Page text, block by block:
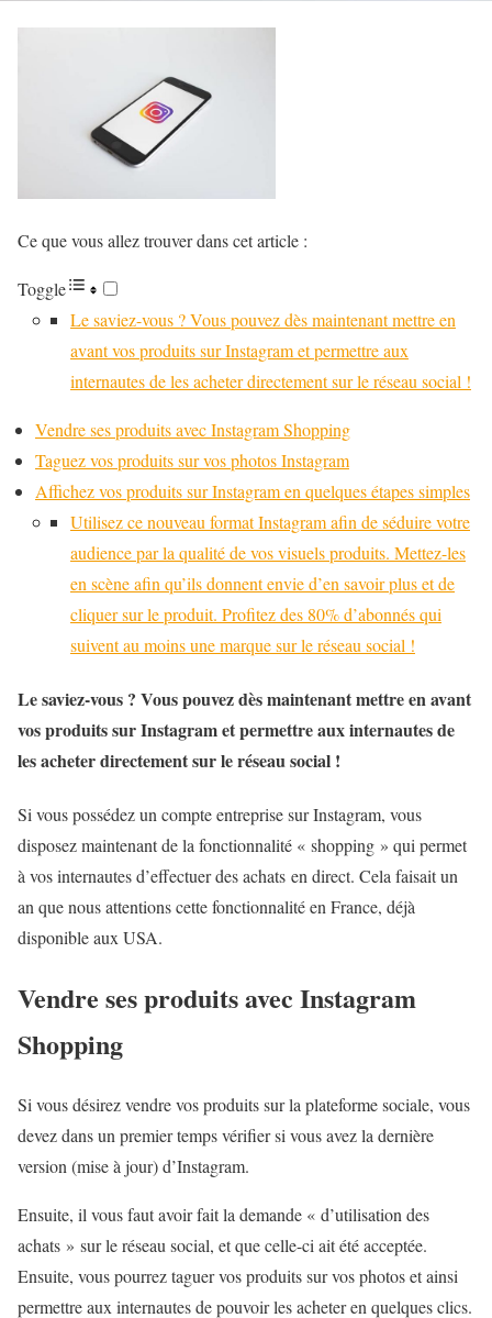
Ce que vous allez trouver dans cet article :
Toggle
Le saviez-vous ? Vous pouvez dès maintenant mettre en
avant vos produits sur Instagram et permettre aux
internautes de les acheter directement sur le réseau social !
Vendre ses produits avec Instagram Shopping
Taguez vos produits sur vos photos Instagram
Affichez vos produits sur Instagram en quelques étapes simples
Utilisez ce nouveau format Instagram afin de séduire votre
audience par la qualité de vos visuels produits. Mettez-les
en scène afin qu’ils donnent envie d’en savoir plus et de
cliquer sur le produit. Profitez des 80% d’abonnés qui
suivent au moins une marque sur le réseau social !
Le saviez-vous ? Vous pouvez dès maintenant mettre en avant
vos produits sur Instagram et permettre aux internautes de
les acheter directement sur le réseau social !
Si vous possédez un compte entreprise sur Instagram, vous
disposez maintenant de la fonctionnalité « shopping » qui permet
à vos internautes d’effectuer des achats en direct. Cela faisait un
an que nous attentions cette fonctionnalité en France, déjà
disponible aux USA.
Vendre ses produits avec Instagram
Shopping
Si vous désirez vendre vos produits sur la plateforme sociale, vous
devez dans un premier temps vérifier si vous avez la dernière
version (mise à jour) d’Instagram.
Ensuite, il vous faut avoir fait la demande « d’utilisation des
achats » sur le réseau social, et que celle-ci ait été acceptée.
Ensuite, vous pourrez taguer vos produits sur vos photos et ainsi
permettre aux internautes de pouvoir les acheter en quelques clics.